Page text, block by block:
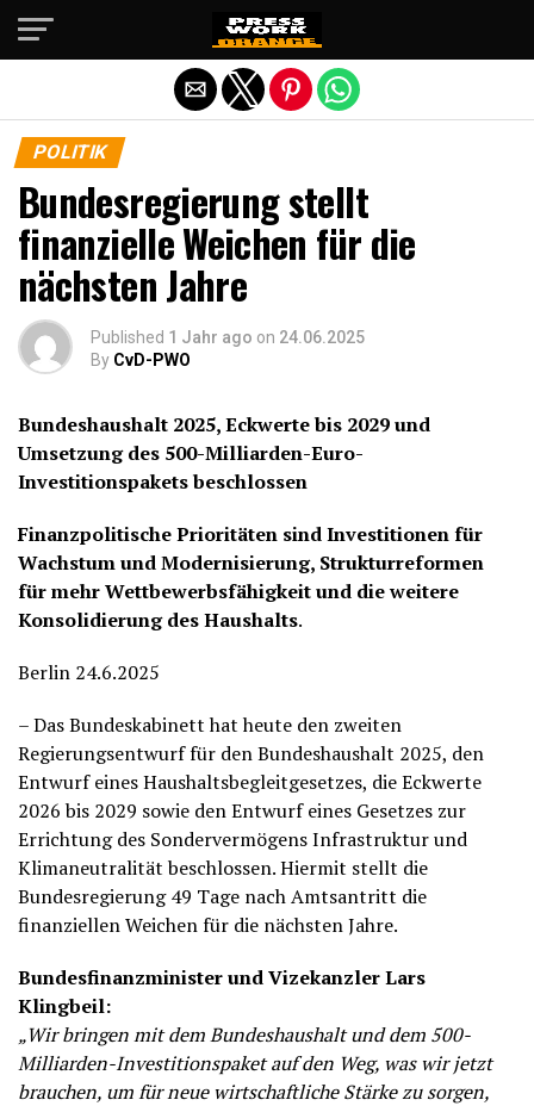
POLITIK
Bundesregierung stellt
finanzielle Weichen für die
nächsten Jahre
Published 1 Jahr ago on 24.06.2025
By CvD-PWO
Bundeshaushalt 2025, Eckwerte bis 2029 und
Umsetzung des 500-Milliarden-Euro-
Investitionspakets beschlossen
Finanzpolitische Prioritäten sind Investitionen für
Wachstum und Modernisierung, Strukturreformen
für mehr Wettbewerbsfähigkeit und die weitere
Konsolidierung des Haushalts.
Berlin 24.6.2025
– Das Bundeskabinett hat heute den zweiten
Regierungsentwurf für den Bundeshaushalt 2025, den
Entwurf eines Haushaltsbegleitgesetzes, die Eckwerte
2026 bis 2029 sowie den Entwurf eines Gesetzes zur
Errichtung des Sondervermögens Infrastruktur und
Klimaneutralität beschlossen. Hiermit stellt die
Bundesregierung 49 Tage nach Amtsantritt die
finanziellen Weichen für die nächsten Jahre.
Bundesfinanzminister und Vizekanzler Lars
Klingbeil:
„Wir bringen mit dem Bundeshaushalt und dem 500-
Milliarden-Investitionspaket auf den Weg, was wir jetzt
brauchen, um für neue wirtschaftliche Stärke zu sorgen,
Die mobile Version verlassen